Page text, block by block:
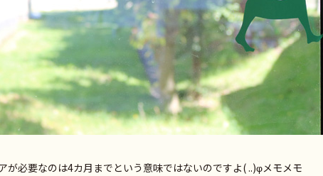
が必要なのは4カ月までという意味ではないのですよ( ..)φメモメモ